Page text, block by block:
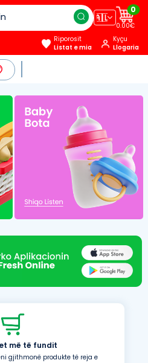
🇦🇱
0
0.00€
Riporosit
Listat e mia
Kyçu
Llogaria
më të fundit
gjithmonë produkte të reja e